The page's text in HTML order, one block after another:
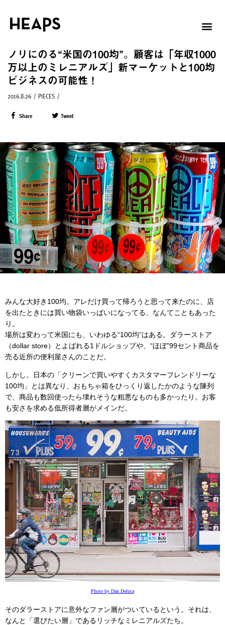
ノリにのる“米国の100均”。顧客は「年収1000
万以上のミレニアルズ」新マーケットと100均
ビジネスの可能性！
2016.8.26 / PIECES /
Share Tweet
みんな大好き100均。アレだけ買って帰ろうと思って来たのに、店
を出たときには買い物袋いっぱいになってる、なんてこともあった
り。
場所は変わって米国にも、いわゆる“100均”はある。ダラーストア
（dollar store）とよばれる1ドルショップや、“ほぼ”99セント商品を
売る近所の便利屋さんのことだ。
しかし。日本の「クリーンで買いやすくカスタマーフレンドリーな
100均」とは異なり、おもちゃ箱をひっくり返したかのような陳列
で、商品も数回使ったら壊れそうな粗悪なものも多かったり。お客
も安さを求める低所得者層がメインだ。
Photo by Dan Deluca
そのダラーストアに意外なファン層がついているという。それは、
なんと「選びたい層」であるリッチなミレニアルズたち。